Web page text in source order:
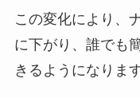
この変化により、
に下がり、誰でも
きるようになります